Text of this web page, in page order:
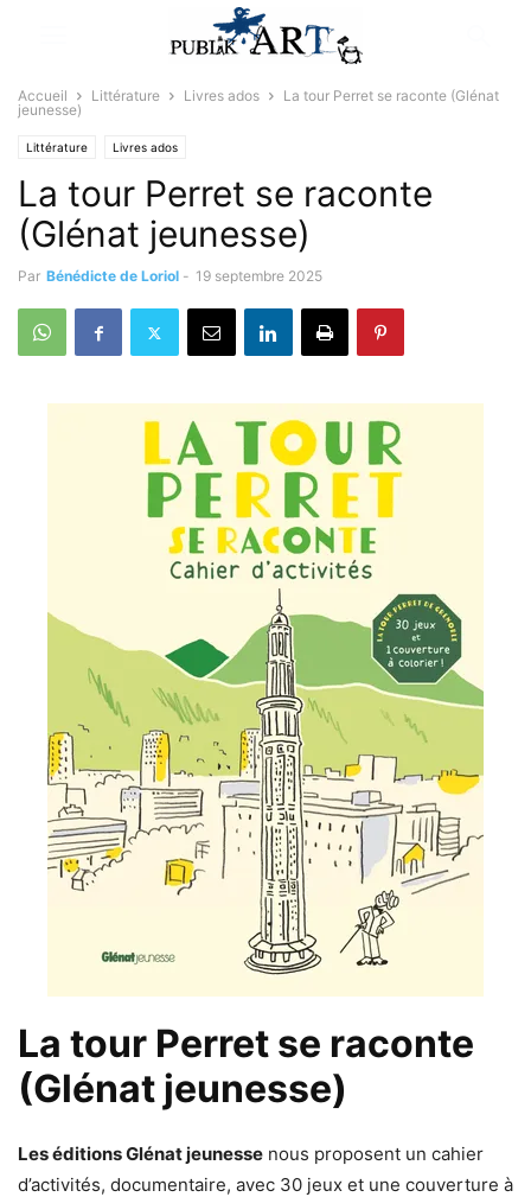
Accueil Littérature Livres ados
La tour Perret se raconte (Glénat
jeunesse)
Littérature Livres ados
La tour Perret se raconte
(Glénat jeunesse)
Par Bénédicte de Loriol - 19 septembre 2025
La tour Perret se raconte
(Glénat jeunesse)
Les éditions Glénat jeunesse nous proposent un cahier
d’activités, documentaire, avec 30 jeux et une couverture à